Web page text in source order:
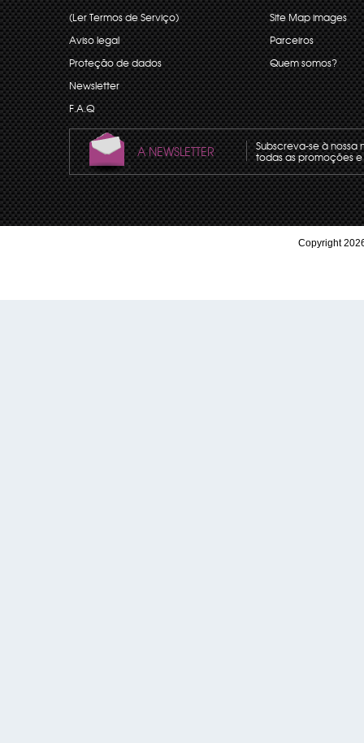
(Ler Termos de Serviço)
Aviso legal
Proteção de dados
Newsletter
F.A.Q
Site Map images
Parceiros
Quem somos?
A NEWSLETTER Subscreva-se à
todas as promoções
Copyright